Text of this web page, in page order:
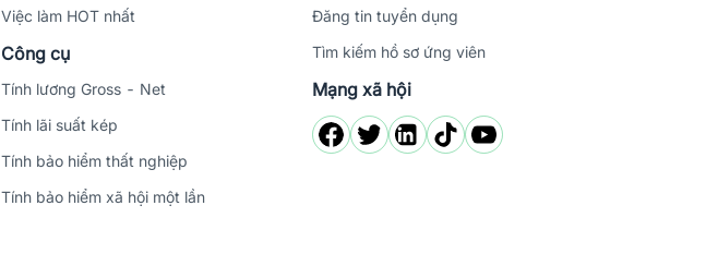
Việc làm HOT nhất
Công cụ
Tính lương Gross - Net
Tính lãi suất kép
Tính bảo hiểm thất nghiệp
Tính bảo hiểm xã hội một lần
Đăng tin tuyển dụng
Tìm kiếm hồ sơ ứng viên
Mạng xã hội